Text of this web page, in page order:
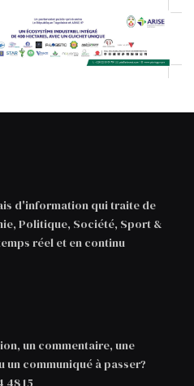
d'information qui traite de
Politique, Société, Sport &
réel et en continu
un commentaire, une
communiqué à passer?
48 15